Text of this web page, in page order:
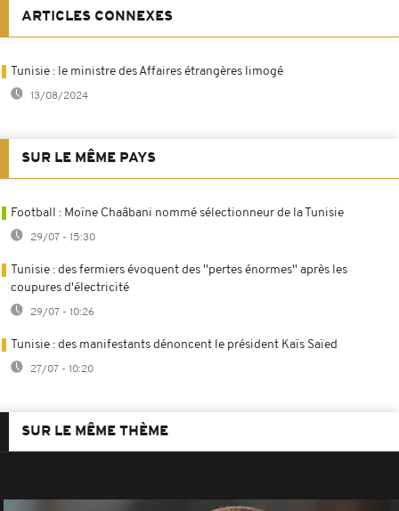
ARTICLES CONNEXES
Tunisie : le ministre des Affaires étrangères limogé
13/08/2024
SUR LE MÊME PAYS
Football : Moïne Chaâbani nommé sélectionneur de la Tunisie
29/07 - 15:30
Tunisie : des fermiers évoquent des ''pertes énormes'' après les
coupures d'électricité
29/07 - 10:26
Tunisie : des manifestants dénoncent le président Kaïs Saïed
27/07 - 10:20
SUR LE MÊME THÈME